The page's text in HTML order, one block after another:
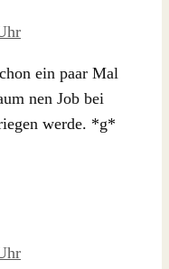
ein paar Mal
nen Job bei
werde. *g*